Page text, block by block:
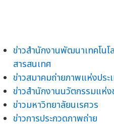
ข่าวสำนักงานพัฒนาเทคโนโ
สารสนเทศ
ข่าวสมาคมถ่ายภาพแห่งประ
ข่าวสำนักงานนวัตกรรมแห่ง
ข่าวมหาวิทยาลัยนเรศวร
ข่าวการประกวดภาพถ่าย